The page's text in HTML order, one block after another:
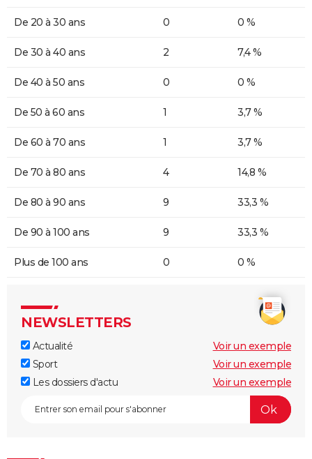
De 20 à 30 ans 0 0 %
De 30 à 40 ans 2 7,4 %
De 40 à 50 ans 0 0 %
De 50 à 60 ans 1 3,7 %
De 60 à 70 ans 1 3,7 %
De 70 à 80 ans 4 14,8 %
De 80 à 90 ans 9 33,3 %
De 90 à 100 ans 9 33,3 %
Plus de 100 ans 0 0 %
NEWSLETTERS
Actualité
Voir un exemple
Sport
Voir un exemple
Les dossiers d'actu
Voir un exemple